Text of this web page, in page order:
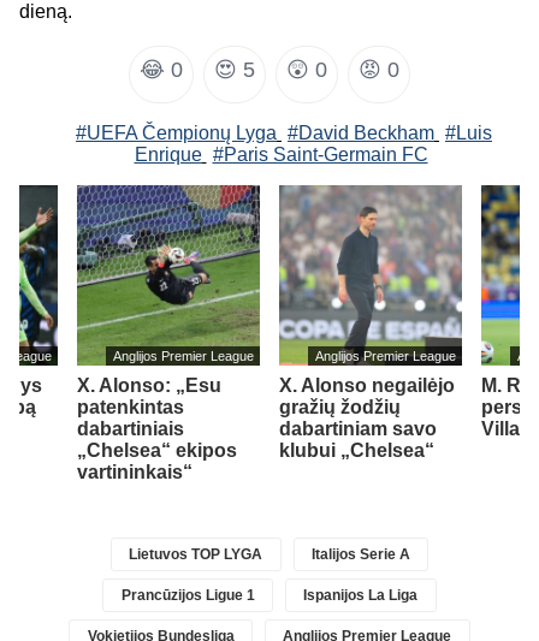
dieną.
😂 0 😍 5 😲 0 😡 0
#UEFA Čempionų Lyga #David Beckham #Luis
Enrique #Paris Saint-Germain FC
League Anglijos Premier League
X. Alonso: „Esu
patenkintas
dabartiniais
„Chelsea“ ekipos
vartininkais“
Anglijos Premier League
X. Alonso negailėjo
gražių žodžių
dabartiniam savo
klubui „Chelsea“
M.
Villa“
Lietuvos TOP LYGA Italijos Serie A
Prancūzijos Ligue 1 Ispanijos La Liga
Vokietijos Bundesliga Anglijos Premier League